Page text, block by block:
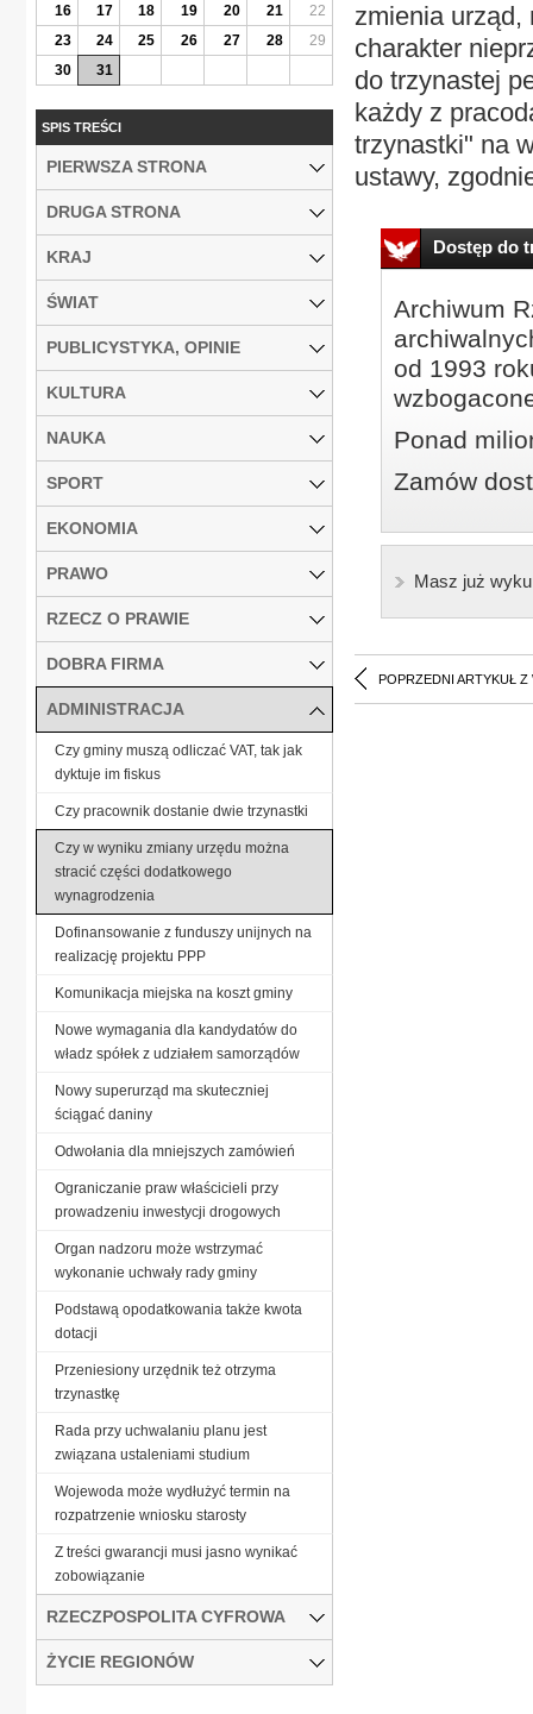
zmienia urząd,
charakter
do trzynastej
każdy z
trzynastki" na
ustawy,
Dostęp do
Archiwum
od 1993
Ponad
Zamów
Masz już
POPRZEDNI ARTYKUŁ Z
16
17 18 19 20 21
22
23
24 25 26 27 28
29
30
31
SPIS TREŚCI
PIERWSZA STRONA
DRUGA STRONA
KRAJ
ŚWIAT
PUBLICYSTYKA, OPINIE
KULTURA
NAUKA
SPORT
EKONOMIA
PRAWO
RZECZ O PRAWIE
DOBRA FIRMA
ADMINISTRACJA
Czy gminy muszą odliczać VAT, tak jak
dyktuje im fiskus
Czy pracownik dostanie dwie trzynastki
Czy w wyniku zmiany urzędu można
stracić części dodatkowego
wynagrodzenia
Dofinansowanie z funduszy unijnych na
realizację projektu PPP
Komunikacja miejska na koszt gminy
Nowe wymagania dla kandydatów do
władz spółek z udziałem samorządów
Nowy superurząd ma skuteczniej
ściągać daniny
Odwołania dla mniejszych zamówień
Ograniczanie praw właścicieli przy
prowadzeniu inwestycji drogowych
Organ nadzoru może wstrzymać
wykonanie uchwały rady gminy
Podstawą opodatkowania także kwota
dotacji
Przeniesiony urzędnik też otrzyma
trzynastkę
Rada przy uchwalaniu planu jest
związana ustaleniami studium
Wojewoda może wydłużyć termin na
rozpatrzenie wniosku starosty
Z treści gwarancji musi jasno wynikać
zobowiązanie
RZECZPOSPOLITA CYFROWA
ŻYCIE REGIONÓW